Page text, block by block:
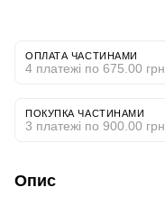
ОПЛАТА ЧАСТИНАМИ
4 платежі по 675.00 грн
ПОКУПКА ЧАСТИНАМИ
3 платежі по 900.00 грн
Опис